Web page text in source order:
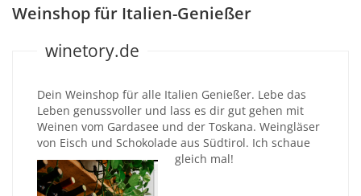
Weinshop für Italien-Genießer
winetory.de
Dein Weinshop für alle Italien Genießer. Lebe das
Leben genussvoller und lass es dir gut gehen mit
Weinen vom Gardasee und der Toskana. Weingläser
von Eisch und Schokolade aus Südtirol. Ich schaue
gleich mal!